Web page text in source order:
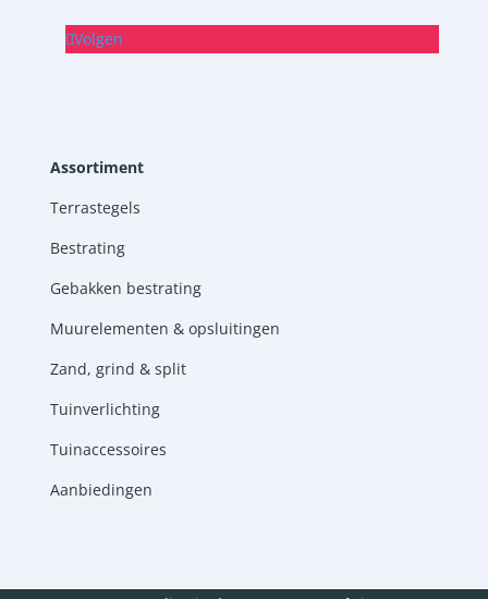
Volgen
Assortiment
Terrastegels
Bestrating
Gebakken bestrating
Muurelementen & opsluitingen
Zand, grind & split
Tuinverlichting
Tuinaccessoires
Aanbiedingen